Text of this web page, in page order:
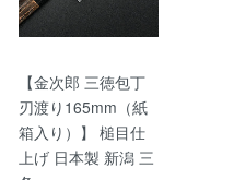
【金次郎 三徳包丁
刃渡り165mm（紙
箱入り）】 槌目仕
上げ 日本製 新潟 三